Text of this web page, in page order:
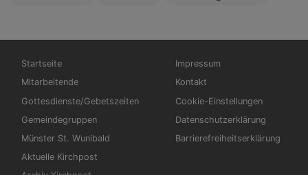
Hauptnavigation
Startseite
Mitarbeitende
Gottesdienste/Gebetszeiten
Gemeindegruppen
Münster St. Wunibald
Aktuelle Kirchpost
Fußbereichsmenü
Impressum
Kontakt
Cookie-Einstellungen
Datenschutzerklärung
Barrierefreiheitserklärung